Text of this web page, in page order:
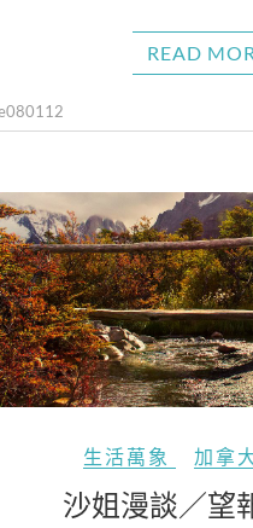
READ
生活萬象 加拿
沙姐漫談／望